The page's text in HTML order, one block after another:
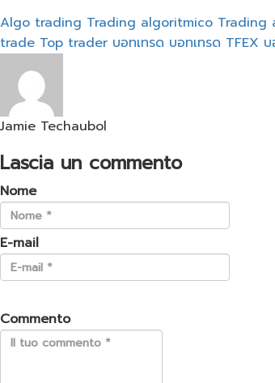
Algo trading Trading algoritmico Trading
trade Top trader บอทเทรด บอทเทรด TFEX
Jamie Techaubol
Lascia un commento
Nome
E-mail
Commento